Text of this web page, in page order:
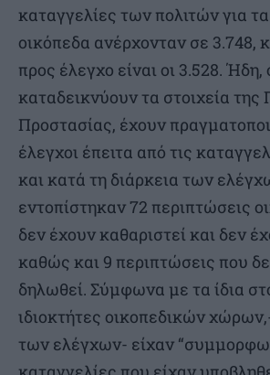
καταγγελίες των πολιτών για
οικόπεδα ανέρχονταν σε 3.748,
προς έλεγχο είναι οι 3.528.
καταδεικνύουν τα στοιχεία της
Προστασίας, έχουν
έλεγχοι έπειτα από τις
και κατά τη διάρκεια των
εντοπίστηκαν 72 περιπτώσεις
δεν έχουν καθαριστεί και δεν
καθώς και 9 περιπτώσεις που
δηλωθεί. Σύμφωνα με τα ίδια
ιδιοκτήτες οικοπεδικών
των ελέγχων- είχαν